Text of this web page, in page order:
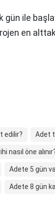
gün ile
en
edilir? Adet
nasıl öne
Adete 5 gün
Adete 8 gün